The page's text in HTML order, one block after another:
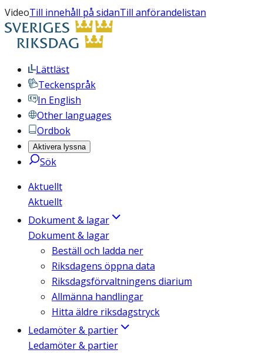
VideoTill innehåll på sidanTill anförandelistan
Lättläst
Teckenspråk
In English
Other languages
Ordbok
Aktivera lyssna
Sök
Aktuellt
Aktuellt
Dokument & lagar
Dokument & lagar
Beställ och ladda ner
Riksdagens öppna data
Riksdagsförvaltningens diarium
Allmänna handlingar
Hitta äldre riksdagstryck
Ledamöter & partier
Ledamöter & partier